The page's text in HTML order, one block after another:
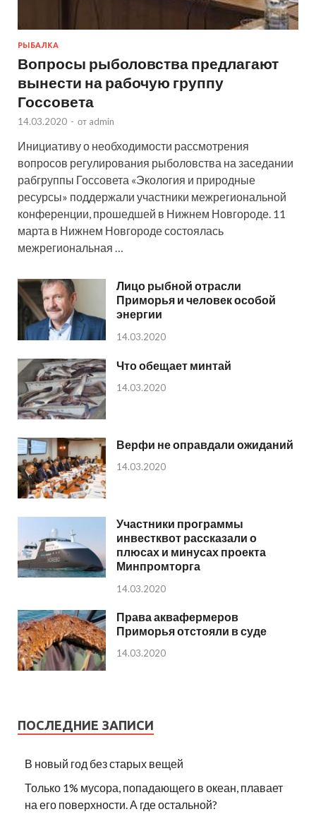
РЫБАЛКА
Вопросы рыболовства предлагают
вынести на рабочую группу
Госсовета
14.03.2020 - от admin
Инициативу о необходимости рассмотрения
вопросов регулирования рыболовства на заседании
рабгруппы Госсовета «Экология и природные
ресурсы» поддержали участники межрегиональной
конференции, прошедшей в Нижнем Новгороде. 11
марта в Нижнем Новгороде состоялась
межрегиональная …
Лицо рыбной отрасли
Приморья и человек особой
энергии
14.03.2020
Что обещает минтай
14.03.2020
Верфи не оправдали ожиданий
14.03.2020
Участники программы
инвестквот рассказали о
плюсах и минусах проекта
Минпромторга
14.03.2020
Права аквафермеров
Приморья отстояли в суде
14.03.2020
ПОСЛЕДНИЕ ЗАПИСИ
В новый год без старых вещей
Только 1% мусора, попадающего в океан, плавает
на его поверхности. А где остальной?